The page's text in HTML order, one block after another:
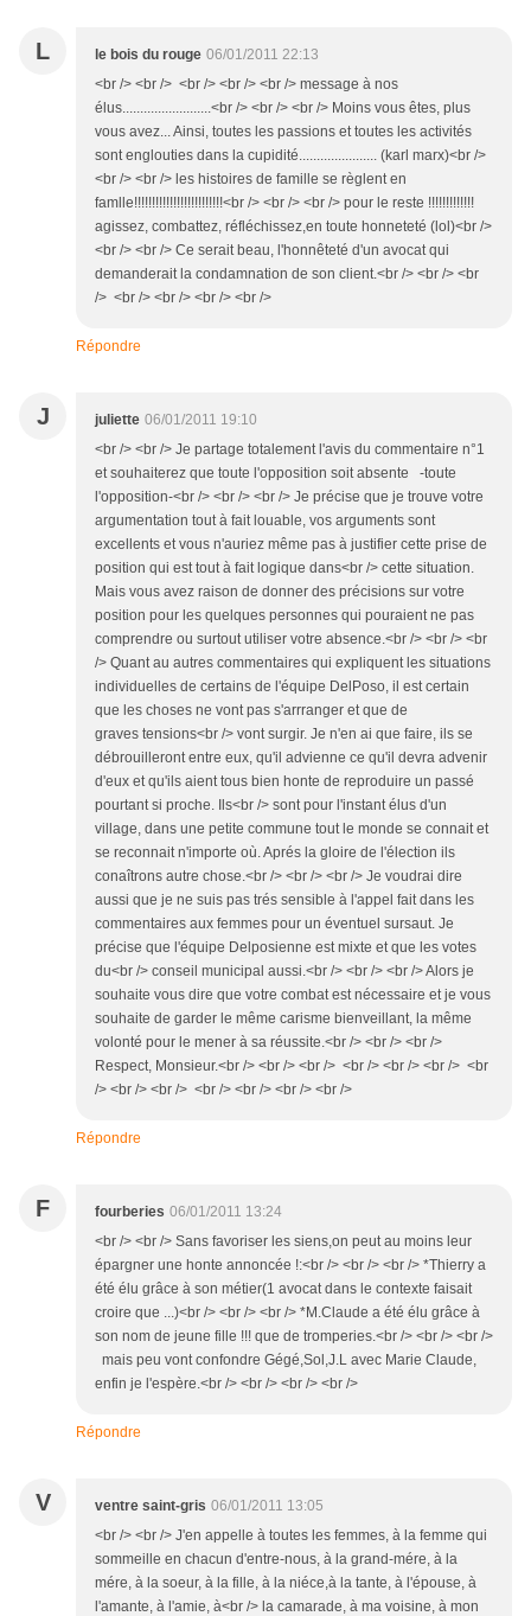
L le bois du rouge 06/01/2011 22:13
<br /> <br /> <br /> <br /> <br /> message à nos
élus.........................<br /> <br /> <br /> Moins vous êtes, plus
vous avez... Ainsi, toutes les passions et toutes les activités
sont englouties dans la cupidité...................... (karl marx)<br />
<br /> <br /> les histoires de famille se règlent en
famlle!!!!!!!!!!!!!!!!!!!!!!!!!<br /> <br /> <br /> pour le reste !!!!!!!!!!!!!
agissez, combattez, réfléchissez,en toute honneteté (lol)<br />
<br /> <br /> Ce serait beau, l'honnêteté d'un avocat qui
demanderait la condamnation de son client.<br /> <br /> <br
/> <br /> <br /> <br /> <br />
Répondre
J juliette 06/01/2011 19:10
<br /> <br /> Je partage totalement l'avis du commentaire n°1
et souhaiterez que toute l'opposition soit absente -toute
l'opposition-<br /> <br /> <br /> Je précise que je trouve votre
argumentation tout à fait louable, vos arguments sont
excellents et vous n'auriez même pas à justifier cette prise de
position qui est tout à fait logique dans<br /> cette situation.
Mais vous avez raison de donner des précisions sur votre
position pour les quelques personnes qui pouraient ne pas
comprendre ou surtout utiliser votre absence.<br /> <br /> <br
/> Quant au autres commentaires qui expliquent les situations
individuelles de certains de l'équipe DelPoso, il est certain
que les choses ne vont pas s'arrranger et que de
graves tensions<br /> vont surgir. Je n'en ai que faire, ils se
débrouilleront entre eux, qu'il advienne ce qu'il devra advenir
d'eux et qu'ils aient tous bien honte de reproduire un passé
pourtant si proche. Ils<br /> sont pour l'instant élus d'un
village, dans une petite commune tout le monde se connait et
se reconnait n'importe où. Aprés la gloire de l'élection ils
conaîtrons autre chose.<br /> <br /> <br /> Je voudrai dire
aussi que je ne suis pas trés sensible à l'appel fait dans les
commentaires aux femmes pour un éventuel sursaut. Je
précise que l'équipe Delposienne est mixte et que les votes
du<br /> conseil municipal aussi.<br /> <br /> <br /> Alors je
souhaite vous dire que votre combat est nécessaire et je vous
souhaite de garder le même carisme bienveillant, la même
volonté pour le mener à sa réussite.<br /> <br /> <br />
Respect, Monsieur.<br /> <br /> <br /> <br /> <br /> <br /> <br
/> <br /> <br /> <br /> <br /> <br /> <br />
Répondre
F fourberies 06/01/2011 13:24
<br /> <br /> Sans favoriser les siens,on peut au moins leur
épargner une honte annoncée !:<br /> <br /> <br /> *Thierry a
été élu grâce à son métier(1 avocat dans le contexte faisait
croire que ...)<br /> <br /> <br /> *M.Claude a été élu grâce à
son nom de jeune fille !!! que de tromperies.<br /> <br /> <br />
mais peu vont confondre Gégé,Sol,J.L avec Marie Claude,
enfin je l'espère.<br /> <br /> <br /> <br />
Répondre
V ventre saint-gris 06/01/2011 13:05
<br /> <br /> J'en appelle à toutes les femmes, à la femme qui
sommeille en chacun d'entre-nous, à la grand-mére, à la
mére, à la soeur, à la fille, à la niéce,à la tante, à l'épouse, à
l'amante, à l'amie, à<br /> la camarade, à ma voisine, à mon